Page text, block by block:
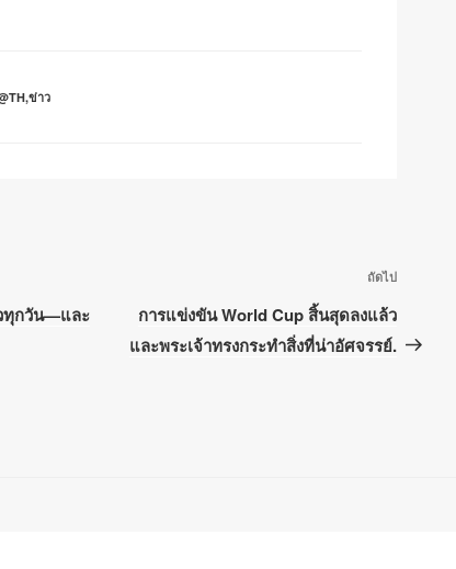
,ข่าว
ทุกวัน—และ
เรื่อง
ถัด
ไป
ถัดไป
การแข่งขัน World Cup สิ้นสุดลงแล้ว
และพระเจ้าทรงกระทำสิ่งที่น่าอัศจรรย์.